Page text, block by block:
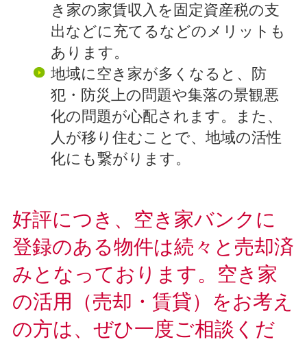
き家の家賃収入を固定資産税の支
出などに充てるなどのメリットも
あります。
地域に空き家が多くなると、防
犯・防災上の問題や集落の景観悪
化の問題が心配されます。また、
人が移り住むことで、地域の活性
化にも繋がります。
好評につき、空き家バンクに
登録のある物件は続々と売却済
みとなっております。空き家
の活用（売却・賃貸）をお考え
の方は、ぜひ一度ご相談くだ